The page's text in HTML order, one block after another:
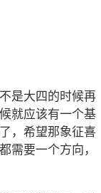
是大四的时候再
就应该有一个基
，希望那象征喜
需要一个方向，